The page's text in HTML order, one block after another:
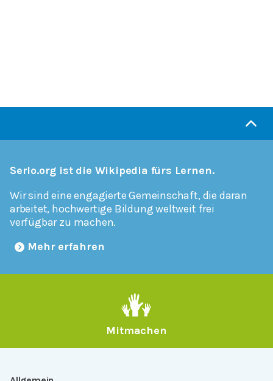
Serlo.org ist die Wikipedia fürs Lernen.
Wir sind eine engagierte Gemeinschaft, die daran
arbeitet, hochwertige Bildung weltweit frei
verfügbar zu machen.
Mehr erfahren
Mitmachen